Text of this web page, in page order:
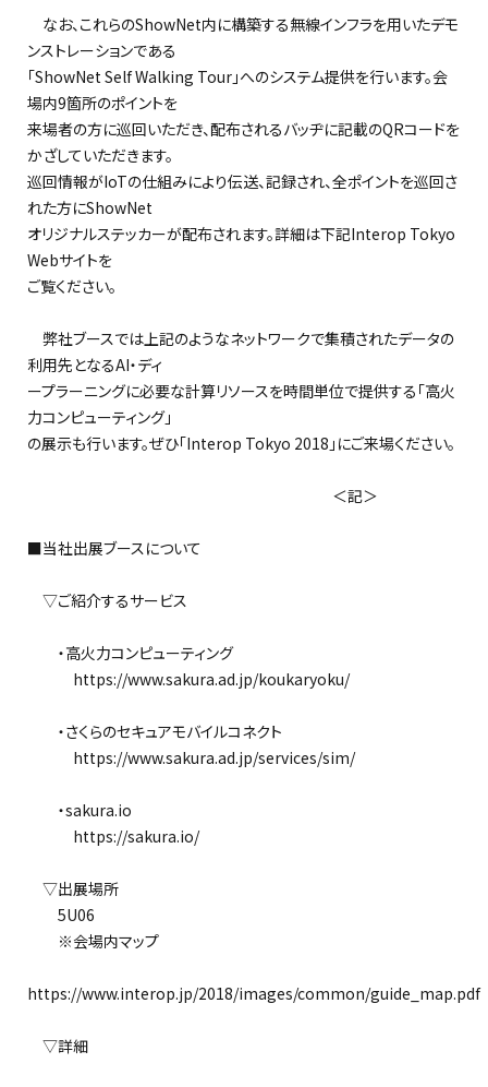
なお、これらのShowNet内に構築する無線インフラを用いたデモ
ンストレーションである
「ShowNet Self Walking Tour」へのシステム提供を行います。会
場内9箇所のポイントを
来場者の方に巡回いただき、配布されるバッヂに記載のQRコードを
かざしていただきます。
巡回情報がIoTの仕組みにより伝送、記録され、全ポイントを巡回さ
れた方にShowNet
オリジナルステッカーが配布されます。詳細は下記Interop Tokyo
Webサイトを
ご覧ください。
弊社ブースでは上記のようなネットワークで集積されたデータの
利用先となるAI・ディ
ープラーニングに必要な計算リソースを時間単位で提供する「高火
力コンピューティング」
の展示も行います。ぜひ「Interop Tokyo 2018」にご来場ください。
＜記＞
■当社出展ブースについて
▽ご紹介するサービス
・高火力コンピューティング
https://www.sakura.ad.jp/koukaryoku/
・さくらのセキュアモバイルコネクト
https://www.sakura.ad.jp/services/sim/
・sakura.io
https://sakura.io/
▽出展場所
5U06
※会場内マップ
https://www.interop.jp/2018/images/common/guide_map.pdf
▽詳細